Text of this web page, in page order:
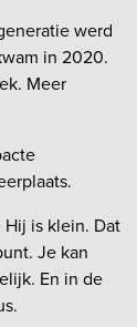
werd
in 2020.
Meer
is klein. Dat
Je kan
En in de